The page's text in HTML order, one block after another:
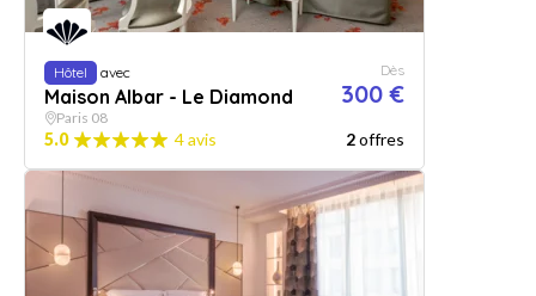
Hôtel avec
Maison Albar - Le Diamond
Dès
300 €
Paris 08
5.0 4 avis 2offres